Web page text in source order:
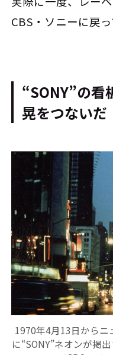
CBS・ソニーに戻
“SONY”の看
晃をつないだ
1970年4月13日から
に“SONY”ネオンが掲